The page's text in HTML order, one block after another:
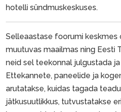
hotelli sündmuskeskuses.
Selleaastase foorumi keskmes
muutuvas maailmas ning Eesti
neid sel teekonnal julgustada
Ettekannete, paneelide ja
arutatakse, kuidas tagada
jätkusuutlikkus, tutvustatakse